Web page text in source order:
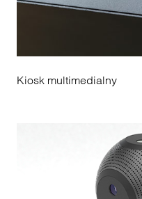
Kiosk multimedialny